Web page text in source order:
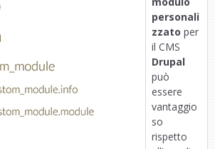
personali
zzato per
il CMS
Drupal
può
essere
vantaggio
so
rispetto